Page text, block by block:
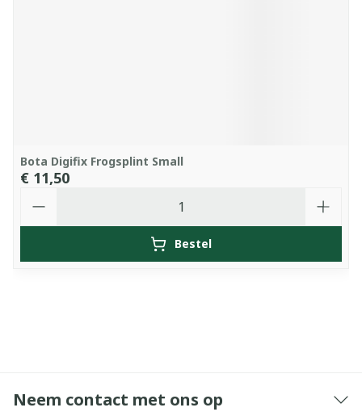
Bota Digifix Frogsplint Small
€ 11,50
Bestel
Neem contact met ons op